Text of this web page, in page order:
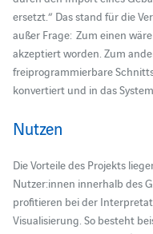
ersetzt.“ Das stand für die
außer Frage: Zum einen
akzeptiert worden. Zum
freiprogrammierbare
konvertiert und in das
Nutzen
Die Vorteile des Projekts
Nutzer:innen innerhalb des
profitieren bei der
Visualisierung. So besteht